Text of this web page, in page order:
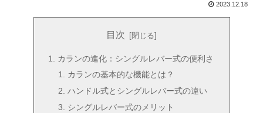
2023.12.18
目次
カランの進化：シングルレバー式の便利さ
カランの基本的な機能とは？
ハンドル式とシングルレバー式の違い
シングルレバー式のメリット